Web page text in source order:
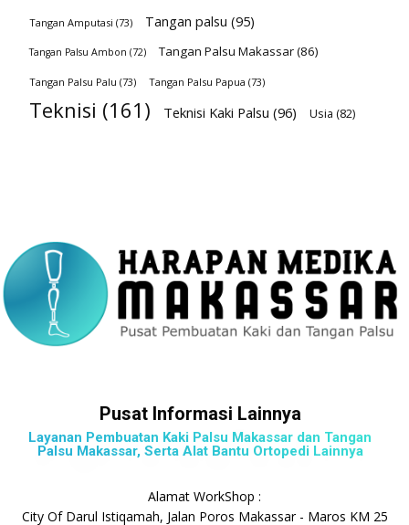
Tangan Amputasi (73) Tangan palsu (95)
Tangan Palsu Ambon (72) Tangan Palsu Makassar(86)
Tangan Palsu Palu (73) Tangan Palsu Papua (73)
Teknisi (161) Teknisi Kaki Palsu (96) Usia (82)
Pusat Informasi Lainnya
Layanan Pembuatan Kaki Palsu Makassar dan Tangan
Palsu Makassar, Serta Alat Bantu Ortopedi Lainnya
Alamat WorkShop :
City Of Darul Istiqamah, Jalan Poros Makassar - Maros KM 25